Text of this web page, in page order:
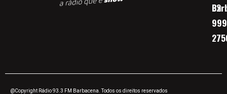
32
@Copyright Rádio 93.3 FM Barbacena. Todos os direitos reservados